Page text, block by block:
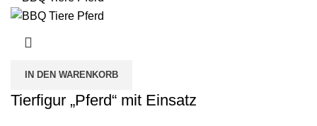
IN DEN WARENKORB
Tierfigur „Pferd“ mit Einsatz